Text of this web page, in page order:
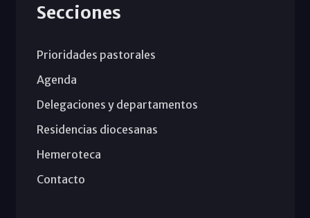
Secciones
Prioridades pastorales
Agenda
Delegaciones y departamentos
Residencias diocesanas
Hemeroteca
Contacto